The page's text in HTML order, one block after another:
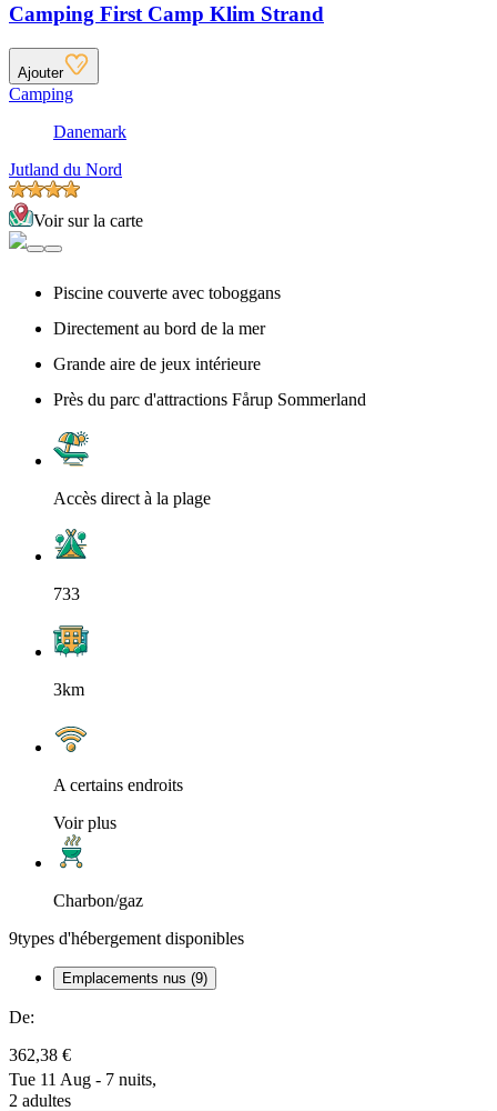
Camping First Camp Klim Strand
Ajouter
Camping
Danemark
Jutland du Nord
Voir sur la carte
Piscine couverte avec toboggans
Directement au bord de la mer
Grande aire de jeux intérieure
Près du parc d'attractions Fårup Sommerland
Accès direct à la plage
733
3km
A certains endroits
Voir plus
Charbon/gaz
9types d'hébergement disponibles
Emplacements nus (9)
De:
362,38 €
Tue 11 Aug - 7 nuits,
2 adultes